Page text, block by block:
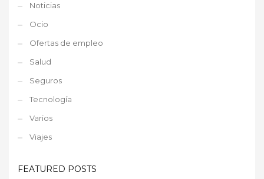
Noticias
Ocio
Ofertas de empleo
Salud
Seguros
Tecnología
Varios
Viajes
FEATURED POSTS